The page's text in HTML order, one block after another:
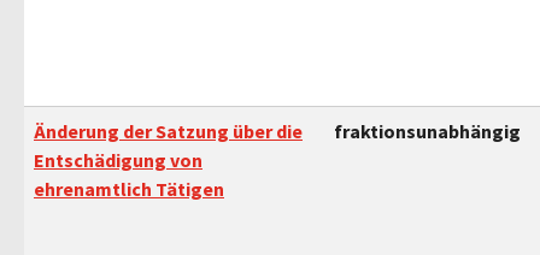
Änderung der Satzung über die
Entschädigung von
ehrenamtlich Tätigen
fraktionsunabhängig